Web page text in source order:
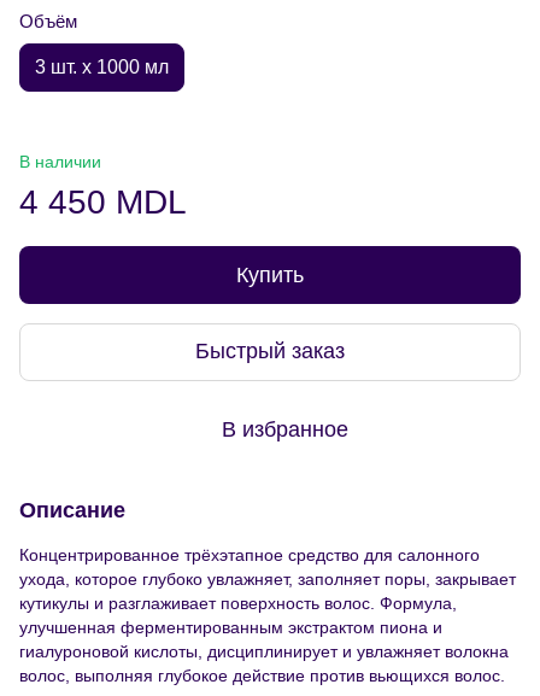
Объём
3 шт. х 1000 мл
В наличии
4 450 MDL
Купить
Быстрый заказ
В избранное
Описание
Концентрированное трёхэтапное средство для салонного
ухода, которое глубоко увлажняет, заполняет поры, закрывает
кутикулы и разглаживает поверхность волос. Формула,
улучшенная ферментированным экстрактом пиона и
гиалуроновой кислоты, дисциплинирует и увлажняет волокна
волос, выполняя глубокое действие против вьющихся волос.